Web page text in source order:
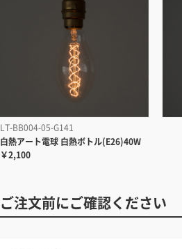
LT-BB004-05-G141
白熱アート電球 白熱ボトル(E26)40W
￥2,100
ご注文前にご確認ください